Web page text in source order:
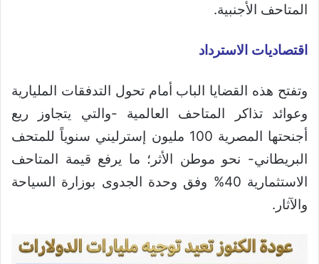
المتاحف الأجنبية.
اقتصاديات الاسترداد
وتفتح هذه القضايا الباب أمام تحول التدفقات المليارية
وعوائد تذاكر المتاحف العالمية -والتي يتجاوز ريع
أجنحتها المصرية 100 مليون إسترليني سنوياً للمتحف
البريطاني- نحو موطن الأثر؛ ما يرفع قيمة المتاحف
الاستثمارية 40% وفق وحدة الجدوى بوزارة السياحة
والآثار.